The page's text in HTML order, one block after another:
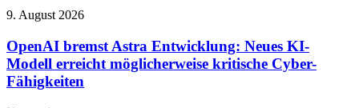
der
55-
Milliarden-
Deal
abgeschlossen
OpenAI
Astra
Entwicklung:
Neues
KI-
9. August 2026
OpenAI bremst Astra Entwicklung: Neues KI-
Modell erreicht möglicherweise kritische Cyber-
Fähigkeiten